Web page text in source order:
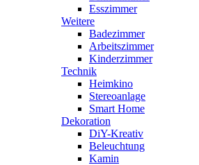
Esszimmer
Weitere
Badezimmer
Arbeitszimmer
Kinderzimmer
Technik
Heimkino
Stereoanlage
Smart Home
Dekoration
DiY-Kreativ
Beleuchtung
Kamin